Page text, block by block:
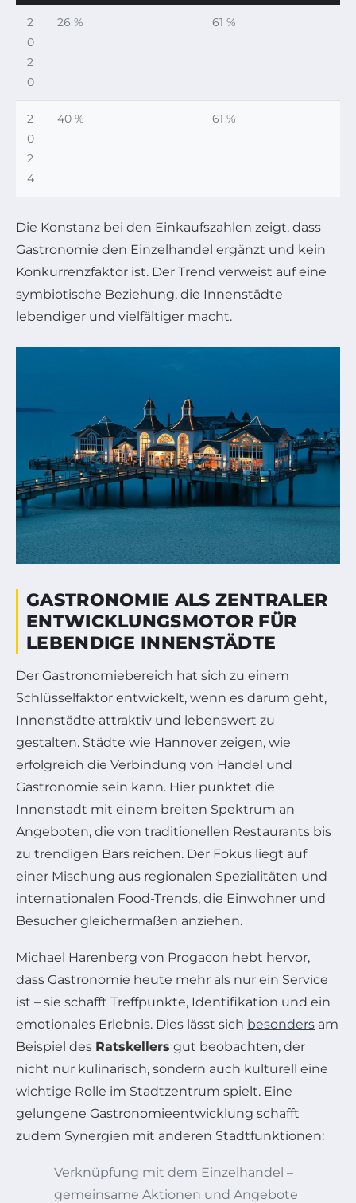
2
0
2
0
26 % 61 %
2
0
2
4
40 % 61 %
Die Konstanz bei den Einkaufszahlen zeigt, dass
Gastronomie den Einzelhandel ergänzt und kein
Konkurrenzfaktor ist. Der Trend verweist auf eine
symbiotische Beziehung, die Innenstädte
lebendiger und vielfältiger macht.
GASTRONOMIE ALS ZENTRALER
ENTWICKLUNGSMOTOR FÜR
LEBENDIGE INNENSTÄDTE
Der Gastronomiebereich hat sich zu einem
Schlüsselfaktor entwickelt, wenn es darum geht,
Innenstädte attraktiv und lebenswert zu
gestalten. Städte wie Hannover zeigen, wie
erfolgreich die Verbindung von Handel und
Gastronomie sein kann. Hier punktet die
Innenstadt mit einem breiten Spektrum an
Angeboten, die von traditionellen Restaurants bis
zu trendigen Bars reichen. Der Fokus liegt auf
einer Mischung aus regionalen Spezialitäten und
internationalen Food-Trends, die Einwohner und
Besucher gleichermaßen anziehen.
Michael Harenberg von Progacon hebt hervor,
dass Gastronomie heute mehr als nur ein Service
ist – sie schafft Treffpunkte, Identifikation und ein
emotionales Erlebnis. Dies lässt sich besonders am
Beispiel des Ratskellers gut beobachten, der
nicht nur kulinarisch, sondern auch kulturell eine
wichtige Rolle im Stadtzentrum spielt. Eine
gelungene Gastronomieentwicklung schafft
zudem Synergien mit anderen Stadtfunktionen:
Verknüpfung mit dem Einzelhandel –
gemeinsame Aktionen und Angebote